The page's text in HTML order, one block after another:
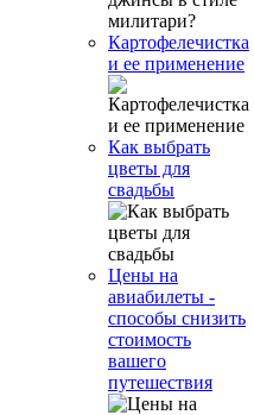
Картофелечистка
и ее применение
Как выбрать
цветы для
свадьбы
Цены на
авиабилеты -
способы снизить
стоимость
вашего
путешествия